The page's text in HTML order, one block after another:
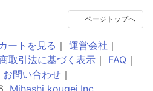
ページトップへ
カートを見る ｜ 運営会社 ｜
取引法に基づく表示 ｜ FAQ ｜
お問い合わせ｜